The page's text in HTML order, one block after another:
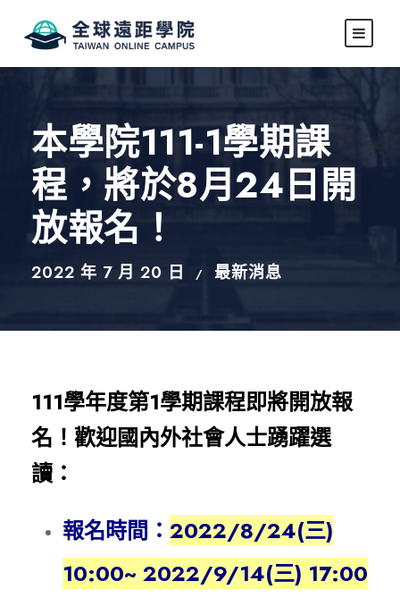
本學院111-1學期課
程，將於8月24日開
放報名！
2022 年 7 月 20 日 最新消息
111學年度第1學期課程即將開放報
名！歡迎國內外社會人士踴躍選
讀：
報名時間： 2022/8/24(三)
10:00~ 2022/9/14(三) 17:00